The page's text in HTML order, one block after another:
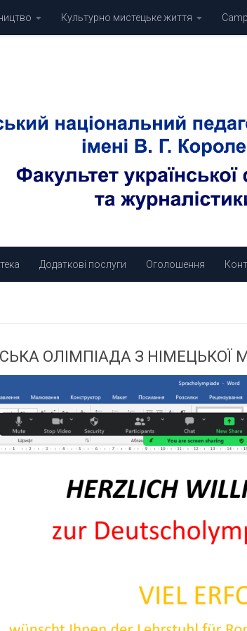
Культурно мистецьке життя
Додаткові послуги Оголошення
ОЛІМПІАДА З НІМЕЦЬКОЇ